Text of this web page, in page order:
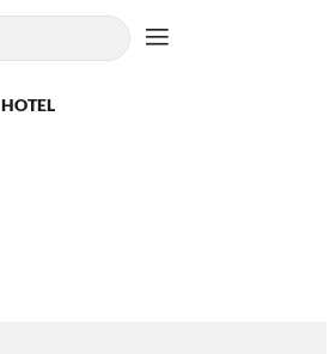
HOTEL